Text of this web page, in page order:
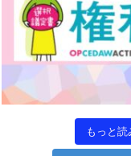
もっと読